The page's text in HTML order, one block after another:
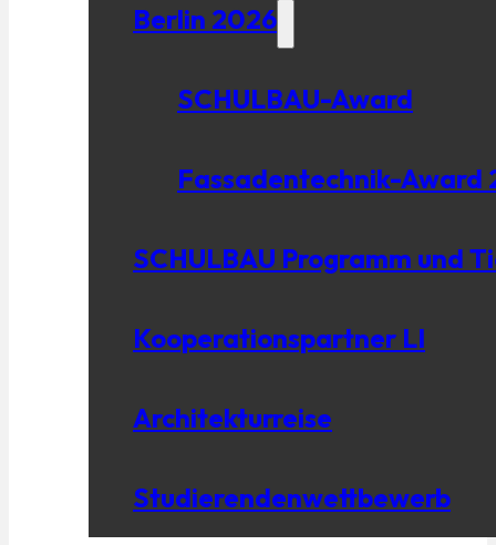
Berlin 2026
SCHULBAU-Award
Fassadentechnik-Award
SCHULBAU Programm und
Kooperationspartner LI
Architekturreise
Studierendenwettbewerb